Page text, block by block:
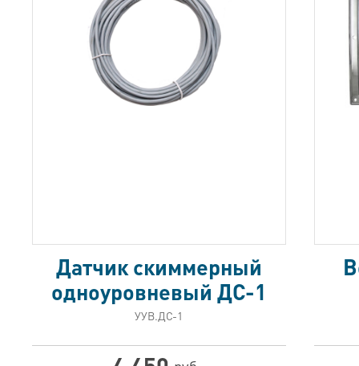
Датчик скиммерный
одноуровневый ДС-1
УУВ.ДС-1